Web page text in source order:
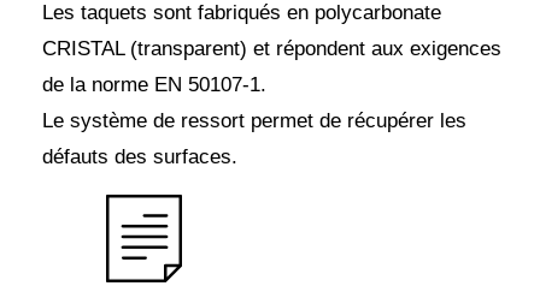
Les taquets sont fabriqués en polycarbonate
CRISTAL (transparent) et répondent aux exigences
de la norme EN 50107-1.
Le système de ressort permet de récupérer les
défauts des surfaces.